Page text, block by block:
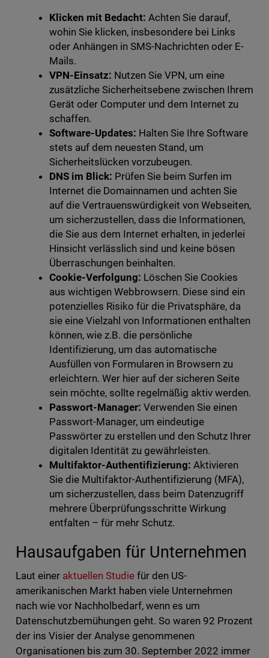
Klicken mit Bedacht: Achten Sie darauf,
wohin Sie klicken, insbesondere bei Links
oder Anhängen in SMS-Nachrichten oder E-
Mails.
VPN-Einsatz: Nutzen Sie VPN, um eine
zusätzliche Sicherheitsebene zwischen Ihrem
Gerät oder Computer und dem Internet zu
schaffen.
Software-Updates: Halten Sie Ihre Software
stets auf dem neuesten Stand, um
Sicherheitslücken vorzubeugen.
DNS im Blick: Prüfen Sie beim Surfen im
Internet die Domainnamen und achten Sie
auf die Vertrauenswürdigkeit von Webseiten,
um sicherzustellen, dass die Informationen,
die Sie aus dem Internet erhalten, in jederlei
Hinsicht verlässlich sind und keine bösen
Überraschungen beinhalten.
Cookie-Verfolgung: Löschen Sie Cookies
aus wichtigen Webbrowsern. Diese sind ein
potenzielles Risiko für die Privatsphäre, da
sie eine Vielzahl von Informationen enthalten
können, wie z.B. die persönliche
Identifizierung, um das automatische
Ausfüllen von Formularen in Browsern zu
erleichtern. Wer hier auf der sicheren Seite
sein möchte, sollte regelmäßig aktiv werden.
Passwort-Manager: Verwenden Sie einen
Passwort-Manager, um eindeutige
Passwörter zu erstellen und den Schutz Ihrer
digitalen Identität zu gewährleisten.
Multifaktor-Authentifizierung: Aktivieren
Sie die Multifaktor-Authentifizierung (MFA),
um sicherzustellen, dass beim Datenzugriff
mehrere Überprüfungsschritte Wirkung
entfalten – für mehr Schutz.
Hausaufgaben für Unternehmen
Laut einer aktuellen Studiefür den US-
amerikanischen Markt haben viele Unternehmen
nach wie vor Nachholbedarf, wenn es um
Datenschutzbemühungen geht. So waren 92 Prozent
der ins Visier der Analyse genommenen
Organisationen bis zum 30. September 2022 immer